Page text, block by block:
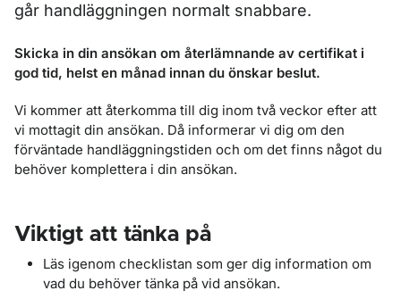
går handläggningen normalt snabbare.
Skicka in din ansökan om återlämnande av certifikat i
god tid, helst en månad innan du önskar beslut.
Vi kommer att återkomma till dig inom två veckor efter att
vi mottagit din ansökan. Då informerar vi dig om den
förväntade handläggningstiden och om det finns något du
behöver komplettera i din ansökan.
Viktigt att tänka på
Läs igenom checklistan som ger dig information om
vad du behöver tänka på vid ansökan.